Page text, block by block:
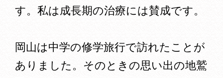
す。私は成長期の治療には賛成です。
岡山は中学の修学旅行で訪れたことが
ありました。そのときの思い出の地鷲